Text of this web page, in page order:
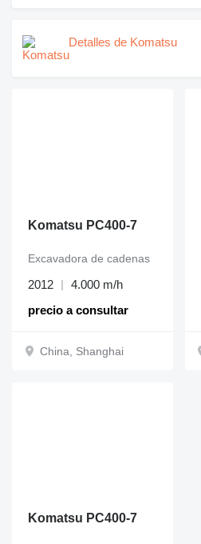
Detalles de Komatsu
Komatsu PC400-7
precio a consultar
Excavadora de cadenas
2012 4.000 m/h
China, Shanghai
Komatsu PC400-7